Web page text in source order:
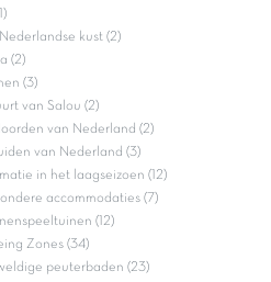
kust (2)
(2)
(3)
van Salou (2)
van Nederland (2)
van Nederland (3)
in het laagseizoen (12)
accommodaties (7)
(12)
Zones (34)
peuterbaden (23)